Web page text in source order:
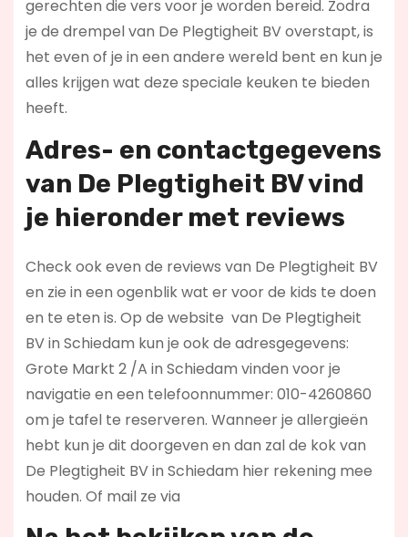
gerechten die vers voor je worden bereid. Zodra
je de drempel van De Plegtigheit BV overstapt, is
het even of je in een andere wereld bent en kun je
alles krijgen wat deze speciale keuken te bieden
heeft.
Adres- en contactgegevens
van De Plegtigheit BV vind
je hieronder met reviews
Check ook even de reviews van De Plegtigheit BV
en zie in een ogenblik wat er voor de kids te doen
en te eten is. Op de website van De Plegtigheit
BV in Schiedam kun je ook de adresgegevens:
Grote Markt 2 /A in Schiedam vinden voor je
navigatie en een telefoonnummer: 010-4260860
om je tafel te reserveren. Wanneer je allergieën
hebt kun je dit doorgeven en dan zal de kok van
De Plegtigheit BV in Schiedam hier rekening mee
houden. Of mail ze via